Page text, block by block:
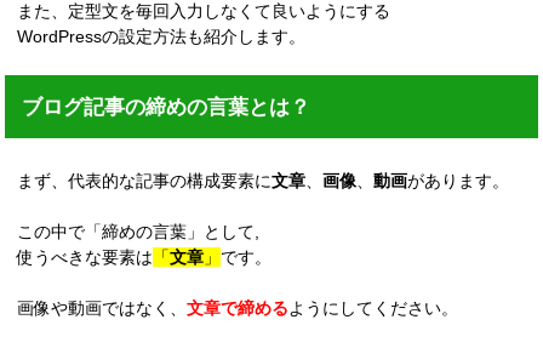
また、定型文を毎回入力しなくて良いようにする
WordPressの設定方法も紹介します。
ブログ記事の締めの言葉とは？
まず、代表的な記事の構成要素に文章、画像、動画があります。
この中で「締めの言葉」として,
使うべきな要素は 「文章 」 です。
画像や動画ではなく、文章で締めるようにしてください。